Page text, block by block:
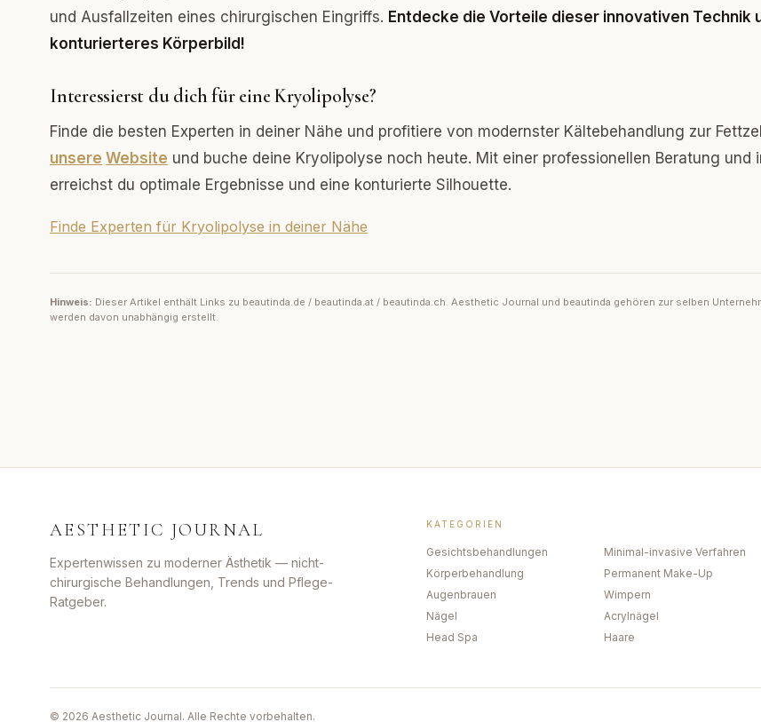
und Ausfallzeiten eines chirurgischen Eingriffs. Entdecke die Vorteile dieser innovativen Technik
konturierteres Körperbild!
Interessierst du dich für eine Kryolipolyse?
Finde die besten Experten in deiner Nähe und profitiere von modernster Kältebehandlung zur
unsere Website und buche deine Kryolipolyse noch heute. Mit einer professionellen Beratung und
erreichst du optimale Ergebnisse und eine konturierte Silhouette.
Finde Experten für Kryolipolyse in deiner Nähe
Hinweis: Dieser Artikel enthält Links zu beautinda.de / beautinda.at / beautinda.ch. Aesthetic Journal und beautinda gehören zur selben
werden davon unabhängig erstellt.
AESTHETIC JOURNAL
Expertenwissen zu moderner Ästhetik — nicht-
chirurgische Behandlungen, Trends und Pflege-
Ratgeber.
KATEGORIEN
Gesichtsbehandlungen
Minimal-invasive Verfahren
Körperbehandlung
Permanent Make-Up
Augenbrauen
Wimpern
Nägel
Acrylnägel
Head Spa
Haare
© 2026 Aesthetic Journal. Alle Rechte vorbehalten.